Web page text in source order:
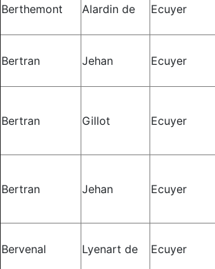
Berthemont Alardin de Ecuyer
Bertran Jehan Ecuyer
Bertran Gillot Ecuyer
Bertran Jehan Ecuyer
Bervenal Lyenart de Ecuyer